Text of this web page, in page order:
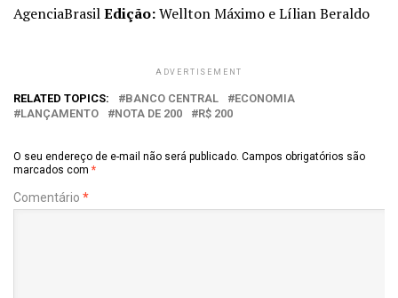
AgenciaBrasilEdição:Wellton Máximo e Lílian Beraldo
ADVERTISEMENT
RELATED TOPICS: BANCO CENTRAL
ECONOMIA
LANÇAMENTO
NOTA DE 200 R$ 200
O seu endereço de e-mail não será publicado. Campos obrigatórios são
marcados com *
Comentário *